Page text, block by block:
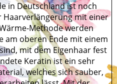
in Deutschland ist noch
mit einer
Methode werden
am oberen Ende mit einem
mit dem Eigenhaar fest
Keratin ist ein sehr
welches sich sauber,